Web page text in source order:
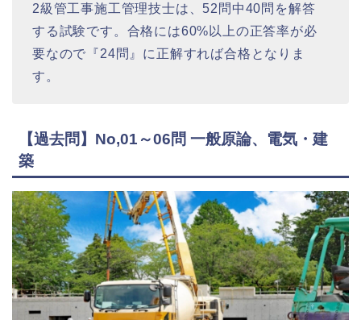
2級管工事施工管理技士は、52問中40問を解答
する試験です。合格には60%以上の正答率が必
要なので『24問』に正解すれば合格となりま
す。
【過去問】No,01～06問 一般原論、電気・建
築